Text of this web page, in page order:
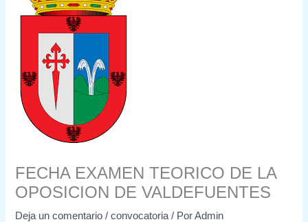
FECHA EXAMEN TEORICO DE LA
OPOSICION DE VALDEFUENTES
Deja un comentario /convocatoria / PorAdmin